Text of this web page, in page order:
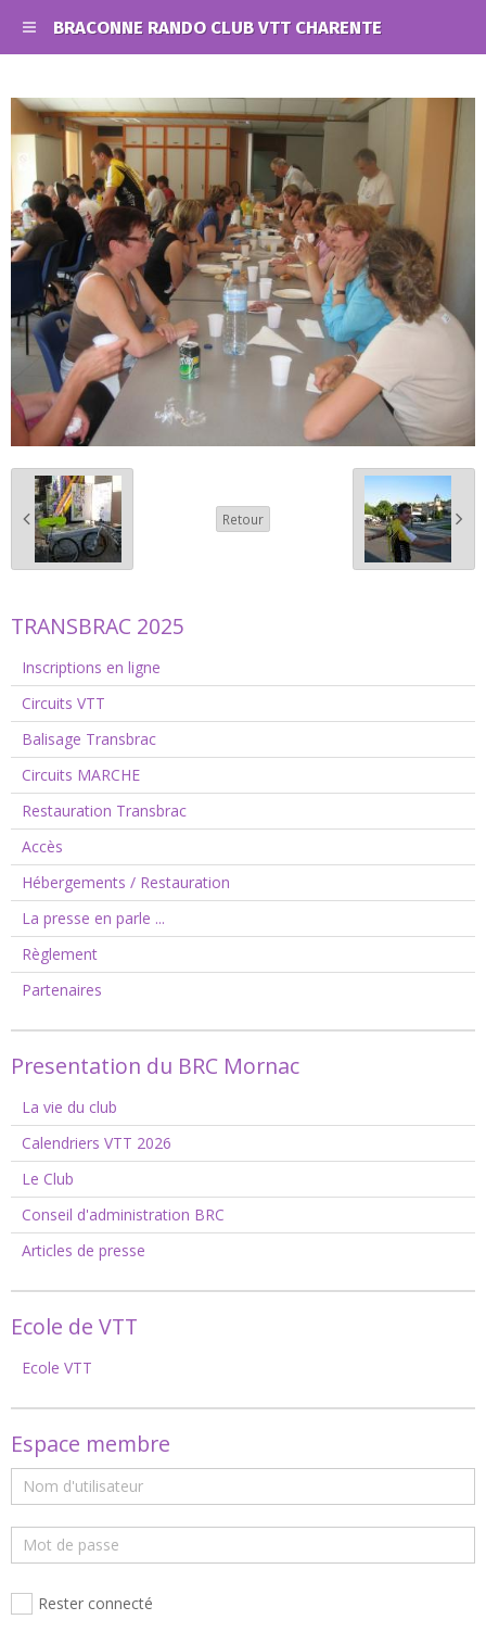
BRACONNE RANDO CLUB VTT CHARENTE
Retour
TRANSBRAC 2025
Inscriptions en ligne
Circuits VTT
Balisage Transbrac
Circuits MARCHE
Restauration Transbrac
Accès
Hébergements / Restauration
La presse en parle ...
Règlement
Partenaires
Presentation du BRC Mornac
La vie du club
Calendriers VTT 2026
Le Club
Conseil d'administration BRC
Articles de presse
Ecole de VTT
Ecole VTT
Espace membre
Rester connecté